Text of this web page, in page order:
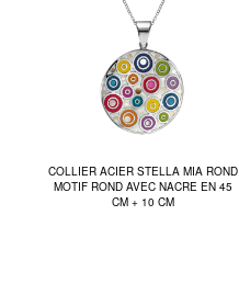
COLLIER ACIER STELLA MIA ROND
MOTIF ROND AVEC NACRE EN 45
CM + 10 CM